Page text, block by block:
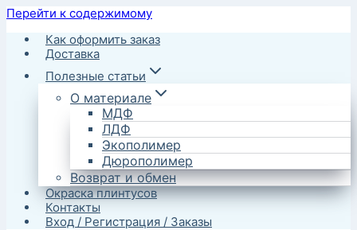
Перейти к содержимому
Как оформить заказ
Доставка
Полезные статьи
О материале
МДФ
ЛДФ
Экополимер
Дюрополимер
Возврат и обмен
Окраска плинтусов
Контакты
Вход / Регистрация / Заказы